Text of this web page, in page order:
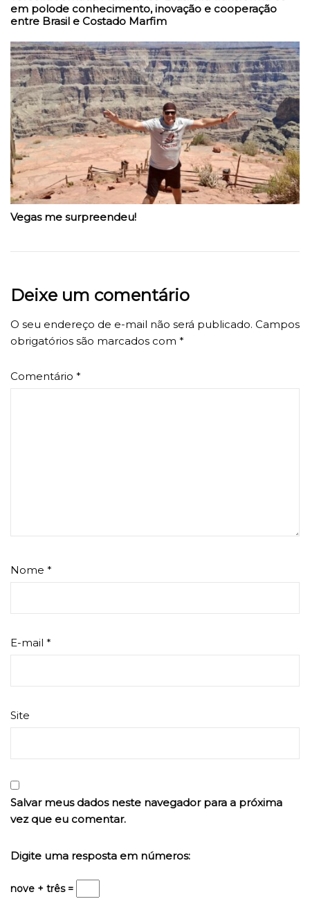
em polode conhecimento, inovação e cooperação
entre Brasil e Costado Marfim
Vegas me surpreendeu!
Deixe um comentário
O seu endereço de e-mail não será publicado. Campos
obrigatórios são marcados com *
Comentário *
Nome *
E-mail *
Site
Salvar meus dados neste navegador para a próxima
vez que eu comentar.
Digite uma resposta em números:
nove + três =